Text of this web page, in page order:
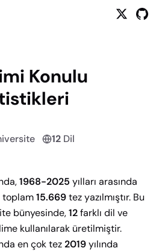
Konulu
12 Dil
1968-2025 yılları arasında
toplam15.669tez yazılmıştır. Bu
bünyesinde,12farklı dil ve
kullanılarak üretilmiştir.
en çok tez2019yılında